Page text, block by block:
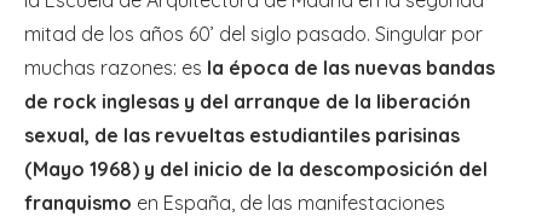
mitad de los años 60’ del siglo pasado. Singular por
muchas razones: es la época de las nuevas bandas
de rock inglesas y del arranque de la liberación
sexual, de las revueltas estudiantiles parisinas
(Mayo 1968) y del inicio de la descomposición del
franquismo en España, de las manifestaciones